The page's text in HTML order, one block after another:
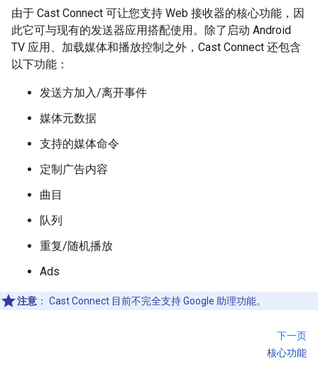
由于 Cast Connect 可让您支持 Web 接收器的核心功能，因
此它可与现有的发送器应用搭配使用。除了启动 Android
TV 应用、加载媒体和播放控制之外，Cast Connect 还包含
以下功能：
发送方加入/离开事件
媒体元数据
支持的媒体命令
定制广告内容
曲目
队列
重复/随机播放
Ads
注意 ： Cast Connect 目前不完全支持 Google 助理功能。
下一页
核心功能